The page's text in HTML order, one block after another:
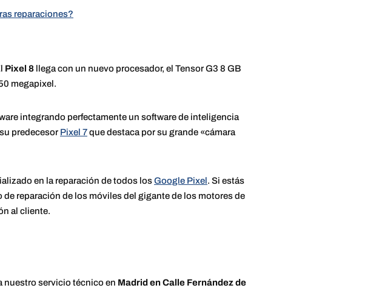
reparaciones?
Pixel 8 llega con un nuevo procesador, el Tensor G3 8 GB
megapixel.
integrando perfectamente un software de inteligencia
predecesor Pixel 7que destaca por su grande «cámara
en la reparación de todos losGoogle Pixel. Si estás
reparación de los móviles del gigante de los motores de
al cliente.
nuestro servicio técnico en Madrid en Calle Fernández de